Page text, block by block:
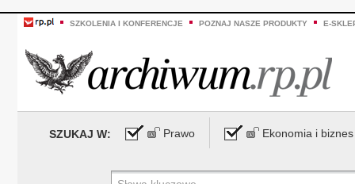
SZKOLENIA I KONFERENCJE POZNAJ NASZE PRODUKTY E-
SZUKAJ W: Prawo Ekonomia i biznes